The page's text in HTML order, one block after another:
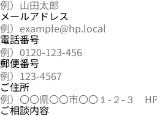
メールアドレス
電話番号
郵便番号
ご住所
ご相談内容